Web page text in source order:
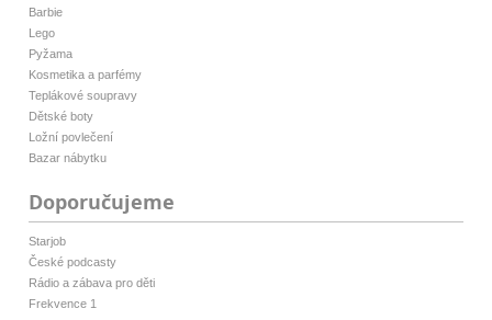
Barbie
Lego
Pyžama
Kosmetika a parfémy
Teplákové soupravy
Dětské boty
Ložní povlečení
Bazar nábytku
Doporučujeme
Starjob
České podcasty
Rádio a zábava pro děti
Frekvence 1